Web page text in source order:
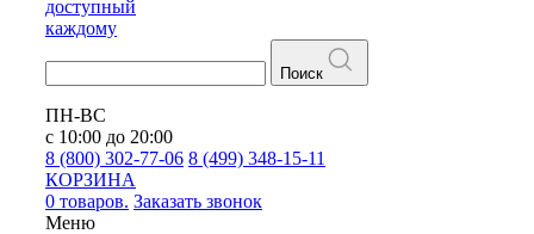
доступный
каждому
Поиск
ПН-ВС
с 10:00 до 20:00
8 (800) 302-77-06 8 (499) 348-15-11
КОРЗИНА
0 товаров. Заказать звонок
Меню